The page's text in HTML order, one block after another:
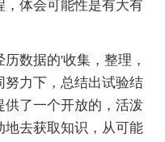
，体会可能性是有大有
数据的'收集，整理，
努力下，总结出试验结
供了一个开放的，活泼
地去获取知识，从可能